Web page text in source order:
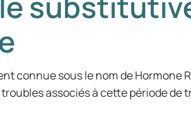
connue sous le nom de
associés à cette période de